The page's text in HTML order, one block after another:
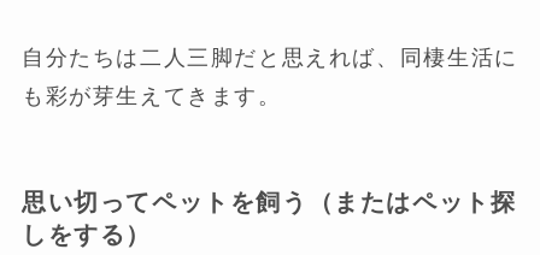
自分たちは二人三脚だと思えれば、同棲生活に
も彩が芽生えてきます。
思い切ってペットを飼う（またはペット探
しをする）